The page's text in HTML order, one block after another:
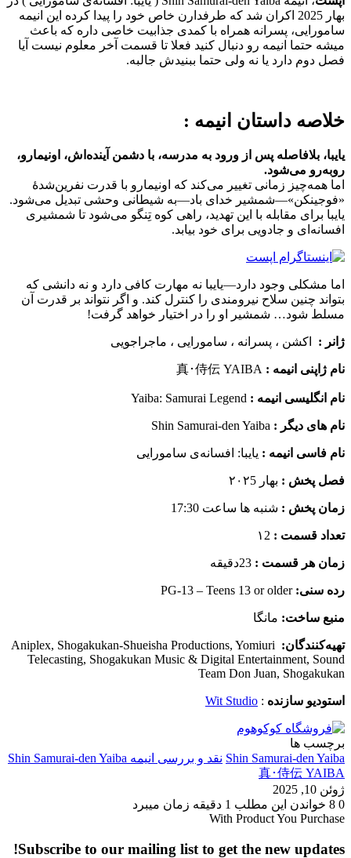
بهار 2025 اکران شد که طرفدارن خاص خود را پیدا کرده این انیمه
سامورایی، پسرانه همراه با کمدی جذابیت خاصی داره که باعث
میشه حتما انیمه رو دنبال کنید فعلا تا قسمت آخر معلوم نیست آیا
فصل دوم دارد یا نه ولی حتما ببنیدش جالبه.
خلاصه داستان انیمه :
یایبا، بلافاصله پس از ورود به مدرسه، با دشمن آینده‌اش، اونیمارو،
روبه‌رو می‌شود.
اما همه‌چیز زمانی تغییر می‌کند که اونیمارو با قدرت نفرین‌شدهٔ
«فوجینکن»—شمشیر خدای باد—به شیطانی وحشی تبدیل می‌شود.
یایبا برای مقابله با این تهدید، راهی کوه تِنگو می‌شود تا شمشیری
افسانه‌ای و جادویی برای خود بیابد.
اما مشکلی وجود دارد—یایبا نه مهارت کافی دارد و نه دانشی که
بتواند چنین سلاح نیرومندی را کنترل کند. و اگر نتواند بر قدرت آن
مسلط شود… شمشیر او را در اختیار خواهد گرفت!
ژانر : اکشن ، پسرانه ، سامورایی ، ماجراجویی
نام ژاپنی انیمه :
نام انگلیسی انیمه : Yaiba: Samurai Legend
نام های دیگر :
نام فاسی انیمه : یایبا: افسانه‌ی سامورایی
فصل پخش : بهار ۲۰۲5
زمان پخش : شنبه ها ساعت 17:30
تعداد قسمت :
زمان هر قسمت : 23دقیقه
رده سنی: PG-13 – Teens 13 or older
منبع ساخت: مانگا
تهیه‌کنندگان: Aniplex, Shogakukan-Shueisha Productions, Yomiuri
Telecasting, Shogakukan Music & Digital Entertainment, Sound
Team Don Juan, Shogakukan
استودیو سازنده :
Wit Studio
برچسب ها
Shin Samurai-den Yaiba نقد و بررسی انیمه Shin Samurai-den Yaiba
真･侍伝 YAIBA
ژوئن 10, 2025
0
خواندن این مطلب 1 دقیقه زمان میبرد
With Product You Purchase
Subscribe to our mailing list to get the new updates!